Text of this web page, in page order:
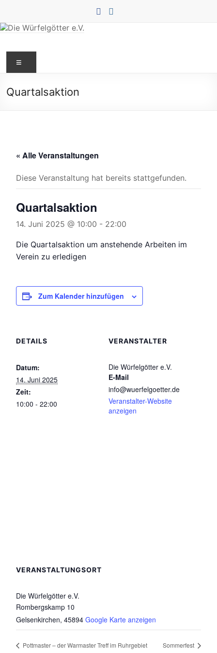
springen
Würfelgötter
e.V.
Quartalsaktion
« Alle Veranstaltungen
Diese Veranstaltung hat bereits stattgefunden.
Quartalsaktion
14. Juni 2025 @ 10:00 - 22:00
Die Quartalsaktion um anstehende Arbeiten im
Verein zu erledigen
Zum Kalender hinzufügen
DETAILS
Datum:
14. Juni 2025
Zeit:
10:00 - 22:00
VERANSTALTER
Die Würfelgötter e.V.
E-Mail
info@wuerfelgoetter.de
Veranstalter-Website
anzeigen
VERANSTALTUNGSORT
Die Würfelgötter e.V.
Rombergskamp 10
Gelsenkirchen, 45894 Google Karte anzeigen
Pottmaster – der Warmaster Treff im Ruhrgebiet Sommerfest